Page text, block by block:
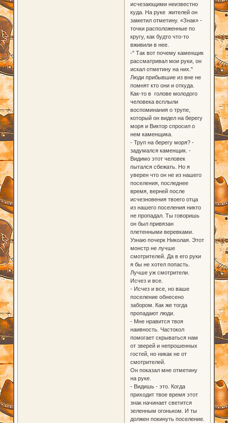
исчезающими неизвестно
куда. На руке жителей он
заметил отметину. «Знак» -
точки расположенные по
кругу, как будто что-то
вживили в нее.
-" Так вот почему каменщик
рассматривал мои руки, он
искал отметину на них."
Люди прибывшие из вне не
помнят кто они и откуда.
Как-то в голове молодого
человека всплыли
воспоминания о трупе,
который он видел на берегу
моря и Виктор спросил о
нем каменщика.
- Труп на берегу моря? -
задумался каменщик. -
Видимо этот человек
пытался сбежать. Но я
уверен что он не из нашего
поселения, последнее
время, верней после
исчезновения твоего отца
из нашего поселения никто
не пропадал. Ты говоришь
он был привязан
плетенными веревками.
Узнаю почерк Николая. Этот
монстр не лучше
смотрителей. Да в его руки
я бы не хотел попасть.
Лучше уж смотрители.
Исчез и все.
- Исчез и все, но ваше
поселение обнесено
забором. Как же тогда
пропадают люди.
- Мне нравится твоя
наивность. Частокол
помогает скрываться нам
от зверей и непрошенных
гостей, но никак не от
смотрителей.
Он показал мне отметину
на руке.
- Видишь - это. Когда
приходит твое время этот
знак начинает светится
зеленным огоньком. И ты
должен покинуть поселение.